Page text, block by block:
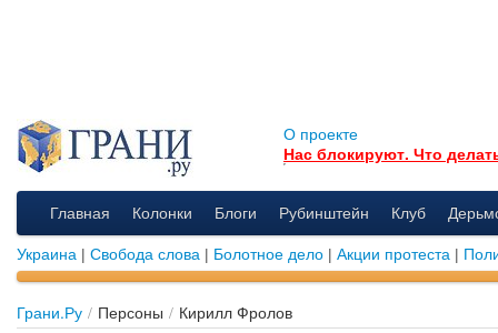
О проекте
Нас блокируют. Что
Главная Колонки Блоги Рубинштейн Клуб
Украина | Свобода слова | Болотное дело | Акции протеста |
Грани.Ру / Персоны / Кирилл Фролов